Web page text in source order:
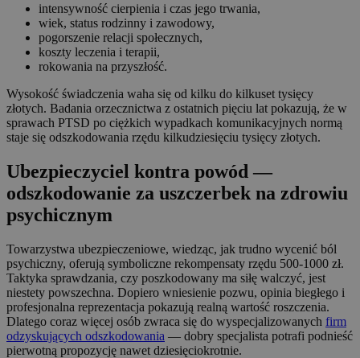
intensywność cierpienia i czas jego trwania,
wiek, status rodzinny i zawodowy,
pogorszenie relacji społecznych,
koszty leczenia i terapii,
rokowania na przyszłość.
Wysokość świadczenia waha się od kilku do kilkuset tysięcy
złotych. Badania orzecznictwa z ostatnich pięciu lat pokazują, że w
sprawach PTSD po ciężkich wypadkach komunikacyjnych normą
staje się odszkodowania rzędu kilkudziesięciu tysięcy złotych.
Ubezpieczyciel kontra powód —
odszkodowanie za uszczerbek na zdrowiu
psychicznym
Towarzystwa ubezpieczeniowe, wiedząc, jak trudno wycenić ból
psychiczny, oferują symboliczne rekompensaty rzędu 500‑1000 zł.
Taktyka sprawdzania, czy poszkodowany ma siłę walczyć, jest
niestety powszechna. Dopiero wniesienie pozwu, opinia biegłego i
profesjonalna reprezentacja pokazują realną wartość roszczenia.
Dlatego coraz więcej osób zwraca się do wyspecjalizowanych firm
odzyskujących odszkodowania — dobry specjalista potrafi podnieść
pierwotną propozycję nawet dziesięciokrotnie.